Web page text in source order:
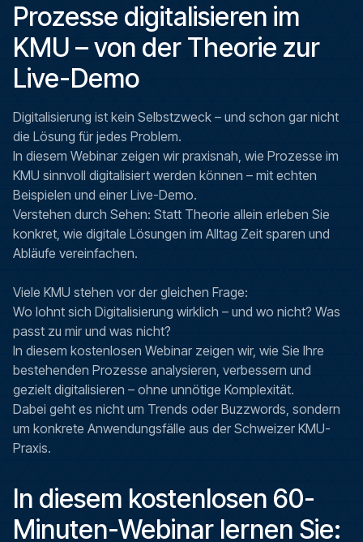
Prozesse digitalisieren im
KMU – von der Theorie zur
Live-Demo
Digitalisierung ist kein Selbstzweck – und schon gar nicht
die Lösung für jedes Problem.
In diesem Webinar zeigen wir praxisnah, wie Prozesse im
KMU sinnvoll digitalisiert werden können – mit echten
Beispielen und einer Live-Demo.
Verstehen durch Sehen: Statt Theorie allein erleben Sie
konkret, wie digitale Lösungen im Alltag Zeit sparen und
Abläufe vereinfachen.
Viele KMU stehen vor der gleichen Frage:
Wo lohnt sich Digitalisierung wirklich – und wo nicht? Was
passt zu mir und was nicht?
In diesem kostenlosen Webinar zeigen wir, wie Sie Ihre
bestehenden Prozesse analysieren, verbessern und
gezielt digitalisieren – ohne unnötige Komplexität.
Dabei geht es nicht um Trends oder Buzzwords, sondern
um konkrete Anwendungsfälle aus der Schweizer KMU-
Praxis.
In diesem kostenlosen 60-
Minuten-Webinar lernen Sie: